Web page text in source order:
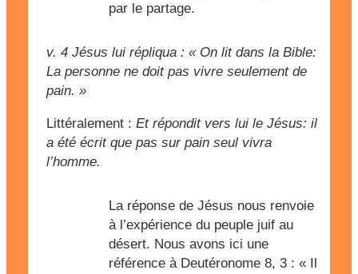
par le partage.
v. 4 Jésus lui répliqua : « On lit dans la Bible:
La personne ne doit pas vivre seulement de
pain. »
Littéralement : Et répondit vers lui le Jésus: il
a été écrit que pas sur pain seul vivra
l’homme.
La réponse de Jésus nous renvoie
à l’expérience du peuple juif au
désert. Nous avons ici une
référence à Deutéronome 8, 3 : « Il